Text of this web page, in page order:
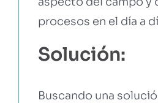
procesos en el día a
Solución:
Buscando una